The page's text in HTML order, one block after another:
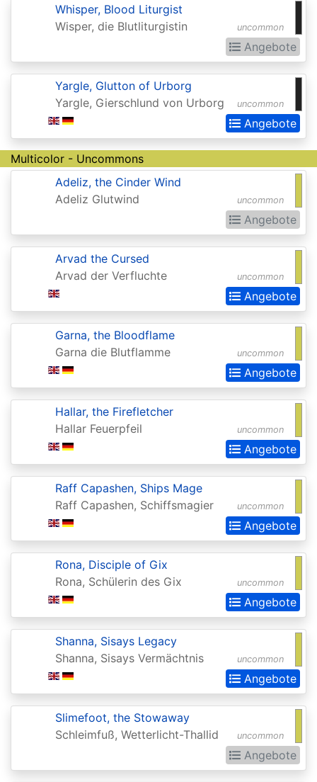
Coldsnap
Coldsnap:
Theme
Decks
Commander
2013
Commander
Commander
2015
Commander
Commander
Commander
2018
Commander
Commander
Commander
2021
(Strixhaven)
Commander
Anthology
Commander
Anthology
II
uncommon
Whisper, Blood Liturgist
Wisper, die Blutliturgistin
Angebote
uncommon
Yargle, Glutton of Urborg
Yargle, Gierschlund von Urborg
Angebote
Multicolor - Uncommons
uncommon
Adeliz, the Cinder Wind
Adeliz Glutwind
Angebote
uncommon
Arvad the Cursed
Arvad der Verfluchte
Angebote
uncommon
Garna, the Bloodflame
Garna die Blutflamme
Angebote
uncommon
Hallar, the Firefletcher
Hallar Feuerpfeil
Angebote
uncommon
Raff Capashen, Ships Mage
Raff Capashen, Schiffsmagier
Angebote
uncommon
Rona, Disciple of Gix
Rona, Schülerin des Gix
Angebote
uncommon
Shanna, Sisays Legacy
Shanna, Sisays Vermächtnis
Angebote
uncommon
Slimefoot, the Stowaway
Schleimfuß, Wetterlicht-Thallid
Angebote